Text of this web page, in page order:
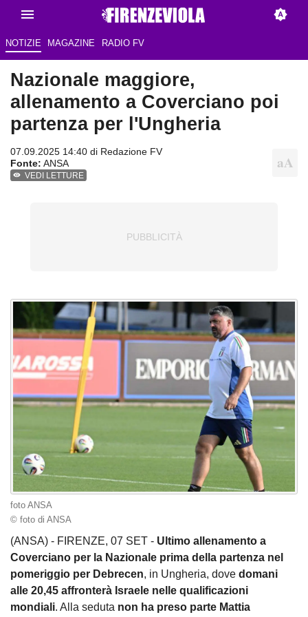
NOTIZIE MAGAZINE RADIO FV
Nazionale maggiore,
allenamento a Coverciano poi
partenza per l'Ungheria
07.09.2025 14:40 di Redazione FV
Fonte: ANSA
VEDI LETTURE
foto ANSA
© foto di ANSA
(ANSA) - FIRENZE, 07 SET - Ultimo allenamento a
Coverciano per la Nazionale prima della partenza nel
pomeriggio per Debrecen, in Ungheria, dove domani
alle 20,45 affronterà Israele nelle qualificazioni
mondiali. Alla seduta non ha preso parte Mattia